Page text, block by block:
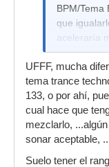
BPM/Tema
que
aceleraría
UFFF, mucha
tema trance
133, o por ahí,
cual hace que
mezclarlo,
sonar aceptable,
Suelo tener el